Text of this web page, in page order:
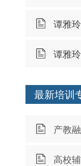
谭雅玲
谭雅玲
最新培训
产教
高校